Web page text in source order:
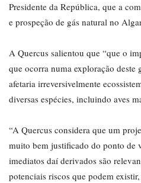
Presidente da República, que a
e prospeção de gás natural no
A Quercus salientou que “que o
que ocorra numa exploração deste
afetaria irreversivelmente
diversas espécies, incluindo aves
“A Quercus considera que um
muito bem justificado do ponto de
imediatos daí derivados são
potenciais riscos que podem